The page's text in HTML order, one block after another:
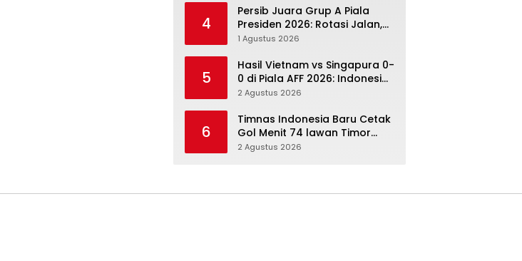
4
Persib Juara Grup A Piala
Presiden 2026: Rotasi Jalan,
Tolic Punya Alasan untuk
1 Agustus 2026
5
Hasil Vietnam vs Singapura 0-
0 di Piala AFF 2026: Indonesia
Kini Punya Jalan Terbuka
2 Agustus 2026
6
Timnas Indonesia Baru Cetak
Gol Menit 74 lawan Timor
Leste: Sabar, Rotasi, lalu
2 Agustus 2026